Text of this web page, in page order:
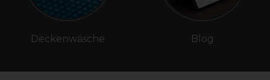
Deckenwäsche Blog